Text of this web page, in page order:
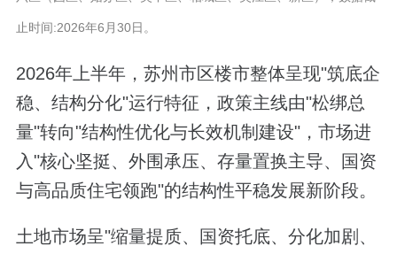
止时间:2026年6月30日。
2026年上半年，苏州市区楼市整体呈现"筑底企
稳、结构分化"运行特征，政策主线由"松绑总
量"转向"结构性优化与长效机制建设"，市场进
入"核心坚挺、外围承压、存量置换主导、国资
与高品质住宅领跑"的结构性平稳发展新阶段。
土地市场呈"缩量提质、国资托底、分化加剧、